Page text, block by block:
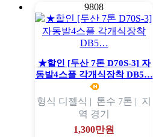
9808
★할인 [두산 7톤 D70S-3] 자
동발4스플 각개식장착 DB5…
형식 디젤식 | 톤수 7톤 | 지
역 경기
1,300만원